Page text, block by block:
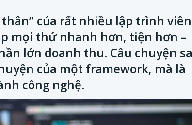
của rất nhiều lập trình viên
mọi thứ nhanh hơn, tiện hơn –
lớn doanh thu. Câu chuyện sa
của một framework, mà là
công nghệ.